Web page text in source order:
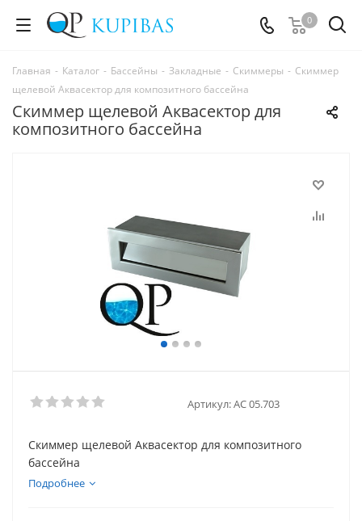
0
Главная - Каталог - Бассейны - Закладные - Скиммеры - Скиммер
щелевой Аквасектор для композитного бассейна
Скиммер щелевой Аквасектор для
композитного бассейна
Артикул:АС 05.703
Скиммер щелевой Аквасектор для композитного
бассейна
Подробнее